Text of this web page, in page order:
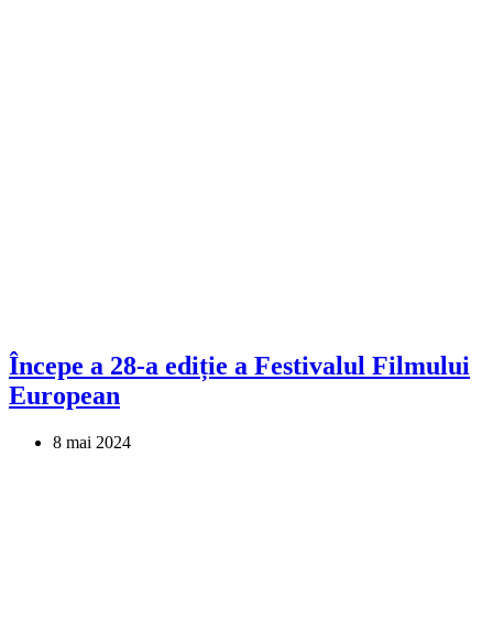
Începe a 28-a ediție a Festivalul Filmului
European
8 mai 2024